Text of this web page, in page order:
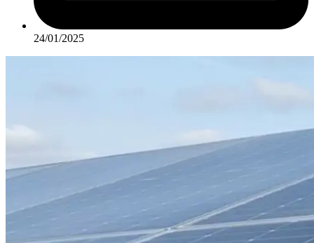
24/01/2025